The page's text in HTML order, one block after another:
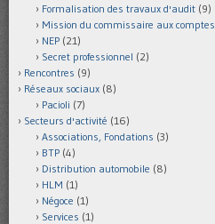
Formalisation des travaux d'audit (9)
Mission du commissaire aux comptes
NEP (21)
Secret professionnel (2)
Rencontres (9)
Réseaux sociaux (8)
Pacioli (7)
Secteurs d'activité (16)
Associations, Fondations (3)
BTP (4)
Distribution automobile (8)
HLM (1)
Négoce (1)
Services (1)